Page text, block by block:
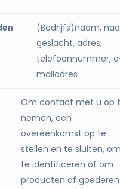
(Bedrijfs)naam,
geslacht, adres,
telefoonnummer,
mailadres
Om contact met u op
nemen, een
overeenkomst op te
stellen en te sluiten,
te identificeren of om
producten of